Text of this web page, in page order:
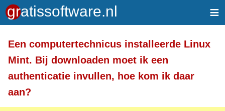
≡
Een computertechnicus installeerde Linux
Mint. Bij downloaden moet ik een
authenticatie invullen, hoe kom ik daar
aan?
Toegelaten HTML-tags: <a> <em> <strong> <br>
<br /> <i> <b> <p>
Regels en alinea's worden automatisch gesplitst.
worden automatisch naar links omgezet.